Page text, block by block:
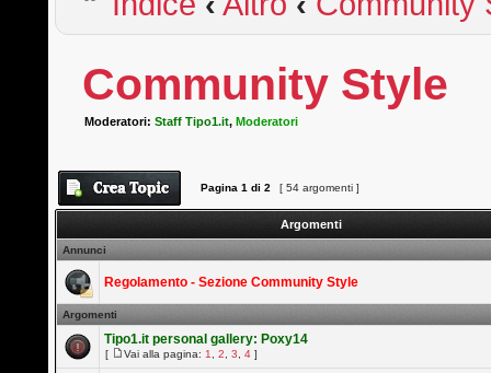
Community Style
Moderatori:Staff Tipo1.it,Moderatori
Pagina1 di2 [ 54 argomenti ]
Argomenti
Annunci
Regolamento - Sezione Community Style
Argomenti
Tipo1.it personal gallery: Poxy14
[ Vai alla pagina: 1 ,2 ,3 ,4 ]